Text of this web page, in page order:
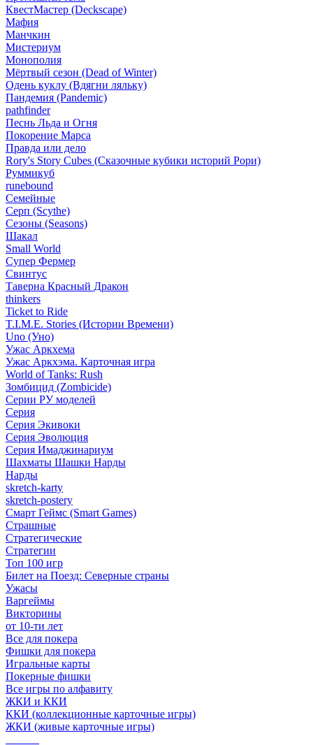
КвестМастер (Deckscape)
Мафия
Манчкин
Мистериум
Монополия
Мёртвый сезон (Dead of Winter)
Одень куклу (Вдягни ляльку)
Пандемия (Pandemic)
pathfinder
Песнь Льда и Огня
Покорение Марса
Правда или дело
Rory's Story Cubes (Сказочные кубики историй Рори)
Руммикуб
runebound
Семейные
Серп (Scythe)
Сезоны (Seasons)
Шакал
Small World
Супер Фермер
Свинтус
Таверна Красный Дракон
thinkers
Ticket to Ride
T.I.M.E. Stories (Истории Времени)
Uno (Уно)
Ужас Аркхема
Ужас Аркхэма. Карточная игра
World of Tanks: Rush
Зомбицид (Zombicide)
Серии РУ моделей
Серия
Серия Экивоки
Серия Эволюция
Серия Имаджинариум
Шахматы Шашки Нарды
Нарды
skretch-karty
skretch-postery
Смарт Геймс (Smart Games)
Страшные
Стратегические
Стратегии
Топ 100 игр
Билет на Поезд: Северные страны
Ужасы
Варгеймы
Викторины
от 10-ти лет
Все для покера
Фишки для покера
Игральные карты
Покерные фишки
Все игры по алфавиту
ЖКИ и ККИ
ККИ (коллекционные карточные игры)
ЖКИ (живые карточные игры)